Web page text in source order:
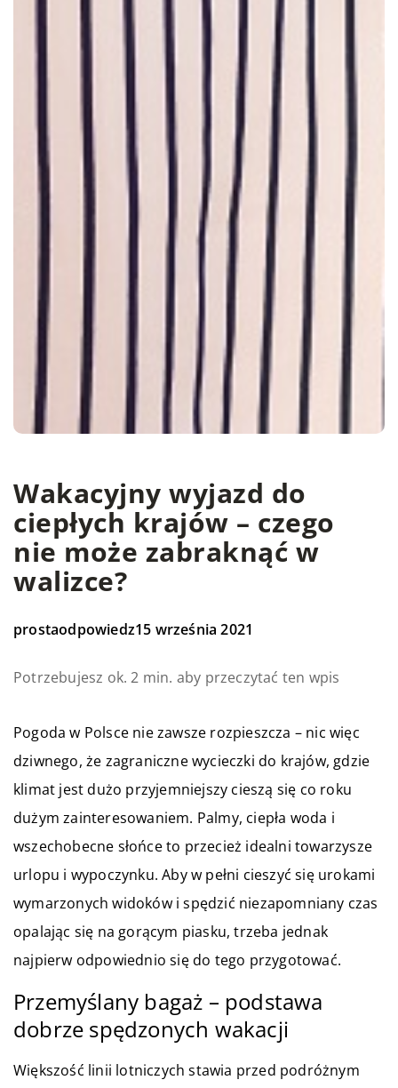
Wakacyjny wyjazd do
ciepłych krajów – czego
nie może zabraknąć w
walizce?
prostaodpowiedz15 września 2021
Potrzebujesz ok. 2 min. aby przeczytać ten wpis
Pogoda w Polsce nie zawsze rozpieszcza – nic więc
dziwnego, że zagraniczne wycieczki do krajów, gdzie
klimat jest dużo przyjemniejszy cieszą się co roku
dużym zainteresowaniem. Palmy, ciepła woda i
wszechobecne słońce to przecież idealni towarzysze
urlopu i wypoczynku. Aby w pełni cieszyć się urokami
wymarzonych widoków i spędzić niezapomniany czas
opalając się na gorącym piasku, trzeba jednak
najpierw odpowiednio się do tego przygotować.
Przemyślany bagaż – podstawa
dobrze spędzonych wakacji
Większość linii lotniczych stawia przed podróżnym